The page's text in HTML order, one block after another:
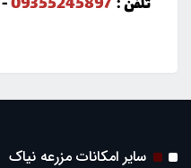
سایر امکانات مزرعه نیاک